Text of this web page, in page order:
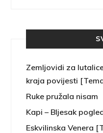
Zemljovidi za
kraja povijesti
Ruke pružala nisam
Kapi – Bljesak
Eskvilinska Venera